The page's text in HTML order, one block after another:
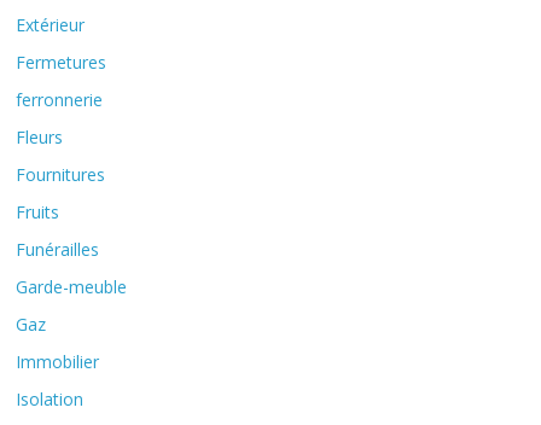
Extérieur
Fermetures
ferronnerie
Fleurs
Fournitures
Fruits
Funérailles
Garde-meuble
Gaz
Immobilier
Isolation